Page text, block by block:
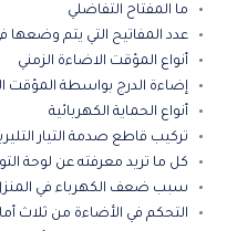
ما المفتاح التفاضلي
عدد المفاتيح التي يتم وضعها
أنواع المؤقت الاضاءة الزمني
إضاءة الدرج بواسطة المؤقت
أنواع الحماية الكهربائية
تركيب قاطع صدمة التيار
كل ما تريد معرفته عن لوحة
سبب ضعف الكهرباء في
التحكم في الأضاءة من ثلاث